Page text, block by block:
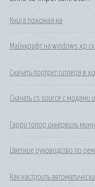
Книга похожая на
Майнкрафт на windows xp
Скачать портрет гитлера в
Скачать cs source с модами
Гарри топор оккервиль
Цветное руководство по
Как настроить